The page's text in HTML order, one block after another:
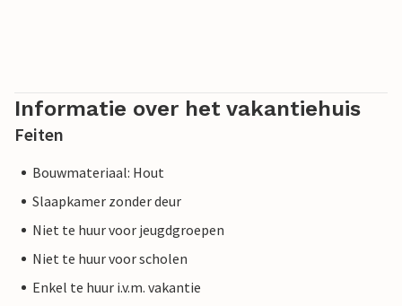
Informatie over het vakantiehuis
Feiten
Bouwmateriaal: Hout
Slaapkamer zonder deur
Niet te huur voor jeugdgroepen
Niet te huur voor scholen
Enkel te huur i.v.m. vakantie